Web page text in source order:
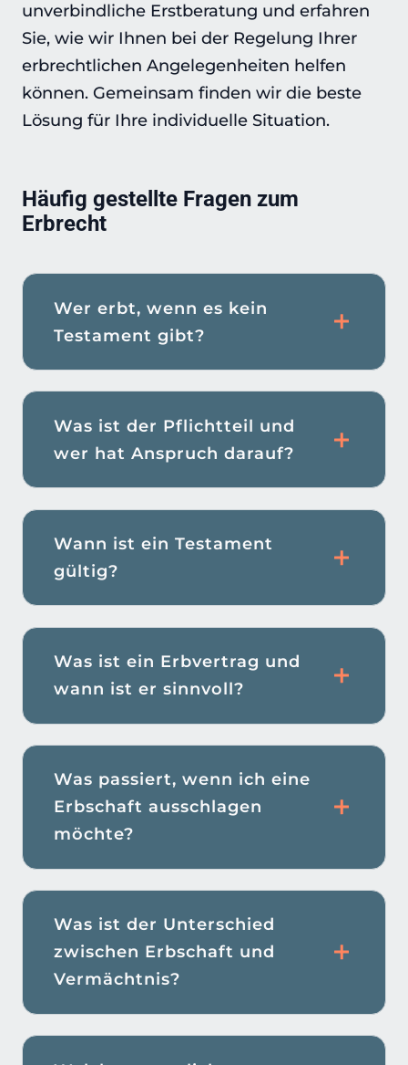
unverbindliche Erstberatung und erfahren
Sie, wie wir Ihnen bei der Regelung Ihrer
erbrechtlichen Angelegenheiten helfen
können. Gemeinsam finden wir die beste
Lösung für Ihre individuelle Situation.
Häufig gestellte Fragen zum
Erbrecht
Wer erbt, wenn es kein
Testament gibt?
Was ist der Pflichtteil und
wer hat Anspruch darauf?
Wann ist ein Testament
gültig?
Was ist ein Erbvertrag und
wann ist er sinnvoll?
Was passiert, wenn ich eine
Erbschaft ausschlagen
möchte?
Was ist der Unterschied
zwischen Erbschaft und
Vermächtnis?